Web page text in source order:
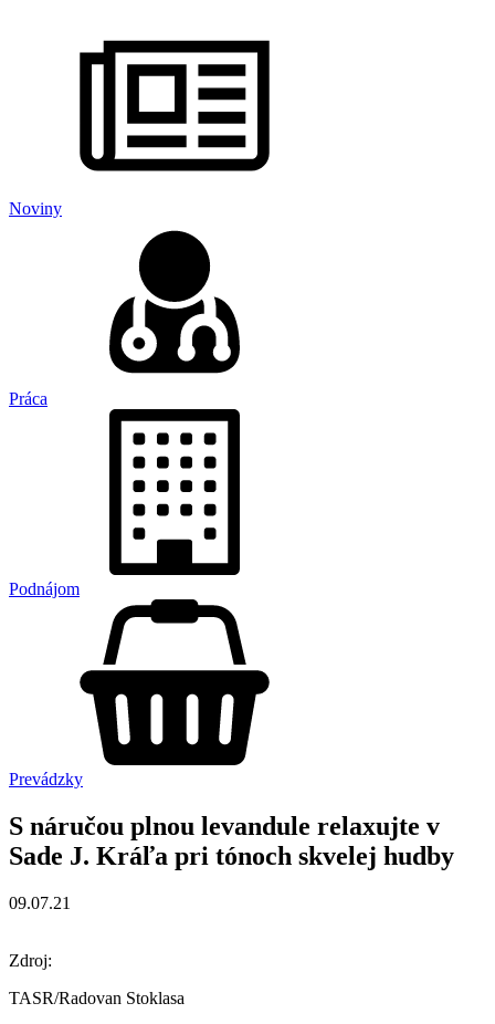
Noviny
Práca
Podnájom
Prevádzky
S náručou plnou levandule relaxujte v
Sade J. Kráľa pri tónoch skvelej hudby
09.07.21
Zdroj:
TASR/Radovan Stoklasa